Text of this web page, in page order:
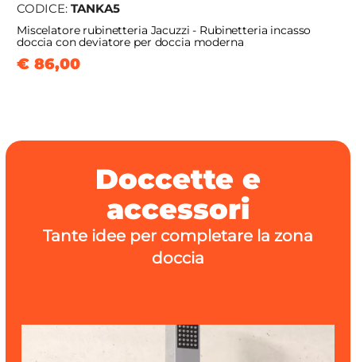
CODICE: TANKA5
Miscelatore rubinetteria Jacuzzi - Rubinetteria incasso
doccia con deviatore per doccia moderna
€ 86,00
Doccette e
accessori
Tante idee per completare la zona
doccia